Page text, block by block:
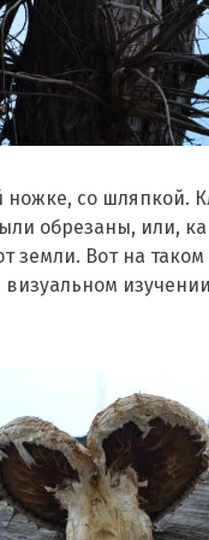
со шляпкой.
обрезаны, или,
земли. Вот на